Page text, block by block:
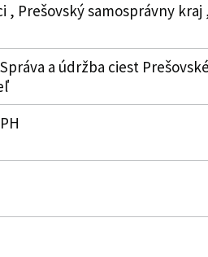
, Prešovský samosprávny
a údržba ciest